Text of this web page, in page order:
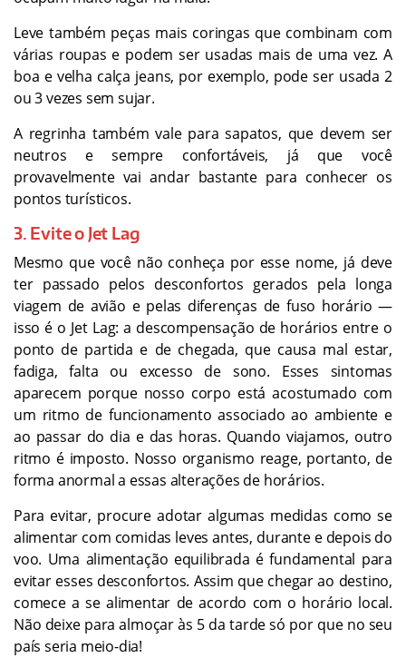
Leve também peças mais coringas que combinam com
várias roupas e podem ser usadas mais de uma vez. A
boa e velha calça jeans, por exemplo, pode ser usada 2
ou 3 vezes sem sujar.
A regrinha também vale para sapatos, que devem ser
neutros e sempre confortáveis, já que você
provavelmente vai andar bastante para conhecer os
pontos turísticos.
3. Evite o Jet Lag
Mesmo que você não conheça por esse nome, já deve
ter passado pelos desconfortos gerados pela longa
viagem de avião e pelas diferenças de fuso horário —
isso é o Jet Lag: a descompensação de horários entre o
ponto de partida e de chegada, que causa mal estar,
fadiga, falta ou excesso de sono. Esses sintomas
aparecem porque nosso corpo está acostumado com
um ritmo de funcionamento associado ao ambiente e
ao passar do dia e das horas. Quando viajamos, outro
ritmo é imposto. Nosso organismo reage, portanto, de
forma anormal a essas alterações de horários.
Para evitar, procure adotar algumas medidas como se
alimentar com comidas leves antes, durante e depois do
voo. Uma alimentação equilibrada é fundamental para
evitar esses desconfortos. Assim que chegar ao destino,
comece a se alimentar de acordo com o horário local.
Não deixe para almoçar às 5 da tarde só por que no seu
país seria meio-dia!